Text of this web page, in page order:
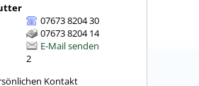
07673 8204 30
07673 8204 14
E-Mail senden
2